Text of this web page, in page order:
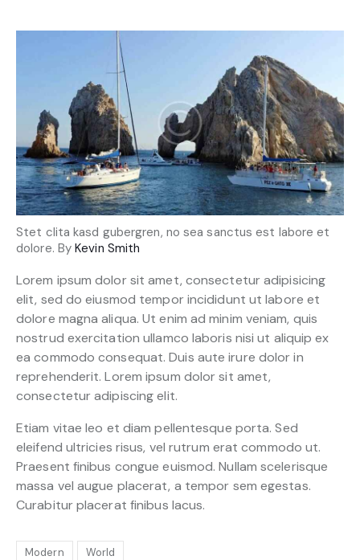
Stet clita kasd gubergren, no sea sanctus est labore et
dolore. ByKevin Smith
Lorem ipsum dolor sit amet, consectetur adipisicing
elit, sed do eiusmod tempor incididunt ut labore et
dolore magna aliqua. Ut enim ad minim veniam, quis
nostrud exercitation ullamco laboris nisi ut aliquip ex
ea commodo consequat. Duis aute irure dolor in
reprehenderit. Lorem ipsum dolor sit amet,
consectetur adipiscing elit.
Etiam vitae leo et diam pellentesque porta. Sed
eleifend ultricies risus, vel rutrum erat commodo ut.
Praesent finibus congue euismod. Nullam scelerisque
massa vel augue placerat, a tempor sem egestas.
Curabitur placerat finibus lacus.
Modern World